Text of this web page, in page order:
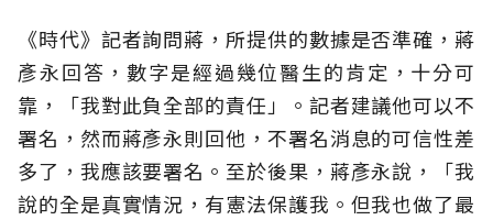
《時代》記者詢問蔣，所提供的數據是否準確，蔣
彥永回答，數字是經過幾位醫生的肯定，十分可
靠，「我對此負全部的責任」。記者建議他可以不
署名，然而蔣彥永則回他，不署名消息的可信性差
多了，我應該要署名。至於後果，蔣彥永說，「我
說的全是真實情況，有憲法保護我。但我也做了最